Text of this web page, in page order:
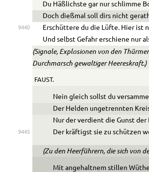
Du Häßlichste gar nur schlimme
Doch dießmal soll dirs nicht
9440
Erschüttere du die Lüfte. Hier ist
Und selbst Gefahr erschiene nur
(Signale, Explosionen von den
Durchmarsch gewaltiger Heereskraft.)
FAUST.
Nein gleich sollst du
Der Helden ungetrennten
Nur der verdient die Gunst der
9445 Der kräftigst sie zu schützen
(Zu den Heerführern, die sich von
Mit angehaltnem stillen